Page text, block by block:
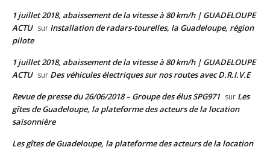
1 juillet 2018, abaissement de la vitesse à 80 km/h | GUADELOUPE
ACTU sur Installation de radars-tourelles, la Guadeloupe, région
pilote
1 juillet 2018, abaissement de la vitesse à 80 km/h | GUADELOUPE
ACTU sur Des véhicules électriques sur nos routes avec D.R.I.V.E
Revue de presse du 26/06/2018 – Groupe des élus SPG971 sur Les
gîtes de Guadeloupe, la plateforme des acteurs de la location
saisonnière
Les gîtes de Guadeloupe, la plateforme des acteurs de la location